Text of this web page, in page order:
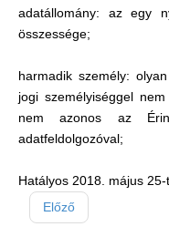
adatállomány: az egy
összessége;
harmadik személy:
jogi személyiséggel
nem azonos az
adatfeldolgozóval;
Hatályos 2018. május 25-
Előző